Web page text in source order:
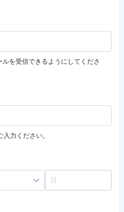
を受信できるようにしてくださ
力ください。